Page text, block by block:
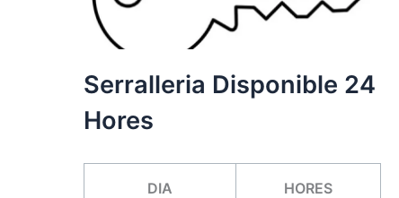
Serralleria Disponible 24
Hores
DIA HORES